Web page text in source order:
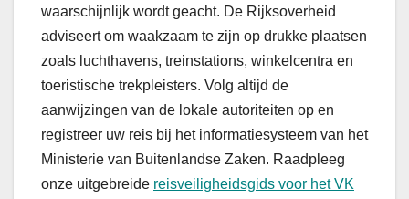
waarschijnlijk wordt geacht. De Rijksoverheid
adviseert om waakzaam te zijn op drukke plaatsen
zoals luchthavens, treinstations, winkelcentra en
toeristische trekpleisters. Volg altijd de
aanwijzingen van de lokale autoriteiten op en
registreer uw reis bij het informatiesysteem van het
Ministerie van Buitenlandse Zaken. Raadpleeg
onze uitgebreide reisveiligheidsgids voor het VK